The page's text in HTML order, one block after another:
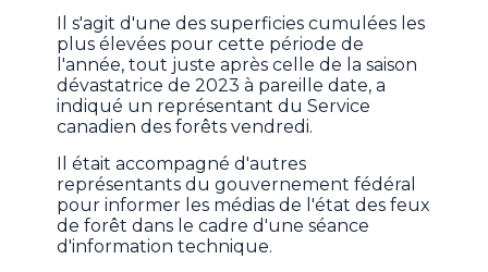
Il s'agit d'une des superficies cumulées les
plus élevées pour cette période de
l'année, tout juste après celle de la saison
dévastatrice de 2023 à pareille date, a
indiqué un représentant du Service
canadien des forêts vendredi.
Il était accompagné d'autres
représentants du gouvernement fédéral
pour informer les médias de l'état des feux
de forêt dans le cadre d'une séance
d'information technique.